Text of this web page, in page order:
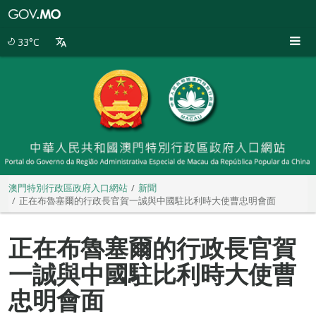
33°C
澳門特別行政區政府入口網站
新聞
正在布魯塞爾的行政長官賀一誠與中國駐比利時大使曹忠明會面
正在布魯塞爾的行政長官賀
一誠與中國駐比利時大使曹
忠明會面